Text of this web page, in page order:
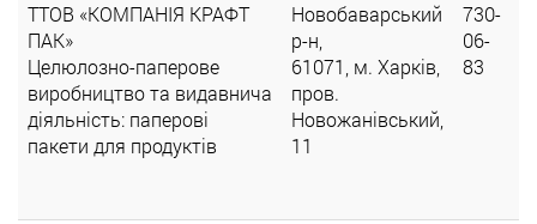
ТТОВ «КОМПАНІЯ КРАФТ
ПАК»
Целюлозно-паперове
виробництво та видавнича
діяльність: паперові
пакети для продуктів
Новобаварський
р-н,
61071, м. Харків,
пров.
Новожанівський,
11
730-
06-
83